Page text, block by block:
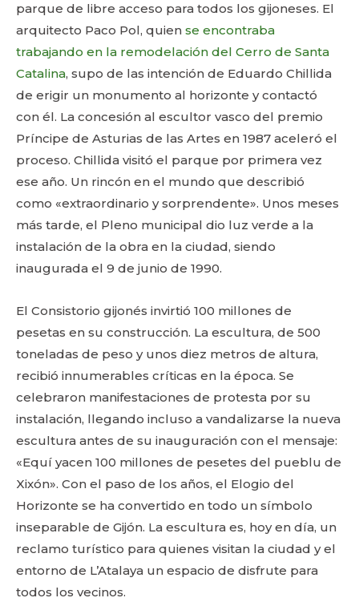
parque de libre acceso para todos los gijoneses. El
arquitecto Paco Pol, quien se encontraba
trabajando en la remodelación del Cerro de Santa
Catalina, supo de las intención de Eduardo Chillida
de erigir un monumento al horizonte y contactó
con él. La concesión al escultor vasco del premio
Príncipe de Asturias de las Artes en 1987 aceleró el
proceso. Chillida visitó el parque por primera vez
ese año. Un rincón en el mundo que describió
como «extraordinario y sorprendente». Unos meses
más tarde, el Pleno municipal dio luz verde a la
instalación de la obra en la ciudad, siendo
inaugurada el 9 de junio de 1990.
El Consistorio gijonés invirtió 100 millones de
pesetas en su construcción. La escultura, de 500
toneladas de peso y unos diez metros de altura,
recibió innumerables críticas en la época. Se
celebraron manifestaciones de protesta por su
instalación, llegando incluso a vandalizarse la nueva
escultura antes de su inauguración con el mensaje:
«Equí yacen 100 millones de pesetes del pueblu de
Xixón». Con el paso de los años, el Elogio del
Horizonte se ha convertido en todo un símbolo
inseparable de Gijón. La escultura es, hoy en día, un
reclamo turístico para quienes visitan la ciudad y el
entorno de L’Atalaya un espacio de disfrute para
todos los vecinos.